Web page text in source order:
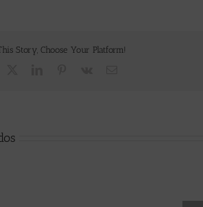
Story, Choose Your Platform!